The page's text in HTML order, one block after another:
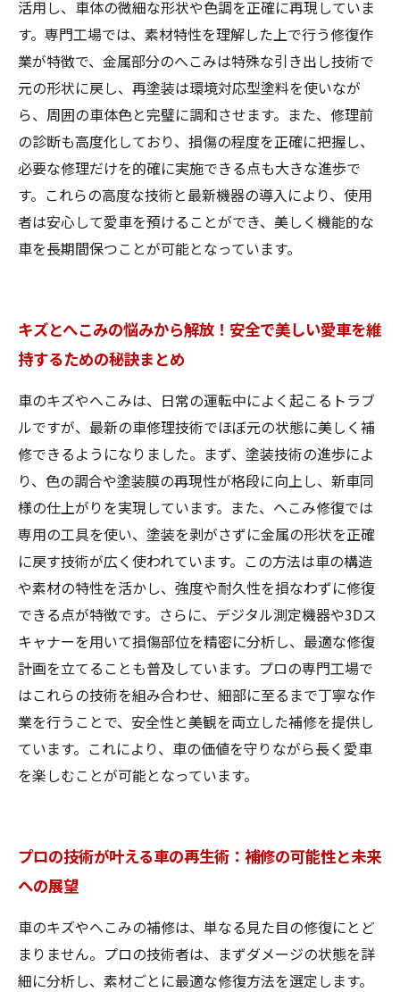
活用し、車体の微細な形状や色調を正確に再現していま
す。専門工場では、素材特性を理解した上で行う修復作
業が特徴で、金属部分のへこみは特殊な引き出し技術で
元の形状に戻し、再塗装は環境対応型塗料を使いなが
ら、周囲の車体色と完璧に調和させます。また、修理前
の診断も高度化しており、損傷の程度を正確に把握し、
必要な修理だけを的確に実施できる点も大きな進歩で
す。これらの高度な技術と最新機器の導入により、使用
者は安心して愛車を預けることができ、美しく機能的な
車を長期間保つことが可能となっています。
キズとへこみの悩みから解放！安全で美しい愛車を維
持するための秘訣まとめ
車のキズやへこみは、日常の運転中によく起こるトラブ
ルですが、最新の車修理技術でほぼ元の状態に美しく補
修できるようになりました。まず、塗装技術の進歩によ
り、色の調合や塗装膜の再現性が格段に向上し、新車同
様の仕上がりを実現しています。また、へこみ修復では
専用の工具を使い、塗装を剥がさずに金属の形状を正確
に戻す技術が広く使われています。この方法は車の構造
や素材の特性を活かし、強度や耐久性を損なわずに修復
できる点が特徴です。さらに、デジタル測定機器や3Dス
キャナーを用いて損傷部位を精密に分析し、最適な修復
計画を立てることも普及しています。プロの専門工場で
はこれらの技術を組み合わせ、細部に至るまで丁寧な作
業を行うことで、安全性と美観を両立した補修を提供し
ています。これにより、車の価値を守りながら長く愛車
を楽しむことが可能となっています。
プロの技術が叶える車の再生術：補修の可能性と未来
への展望
車のキズやへこみの補修は、単なる見た目の修復にとど
まりません。プロの技術者は、まずダメージの状態を詳
細に分析し、素材ごとに最適な修復方法を選定します。